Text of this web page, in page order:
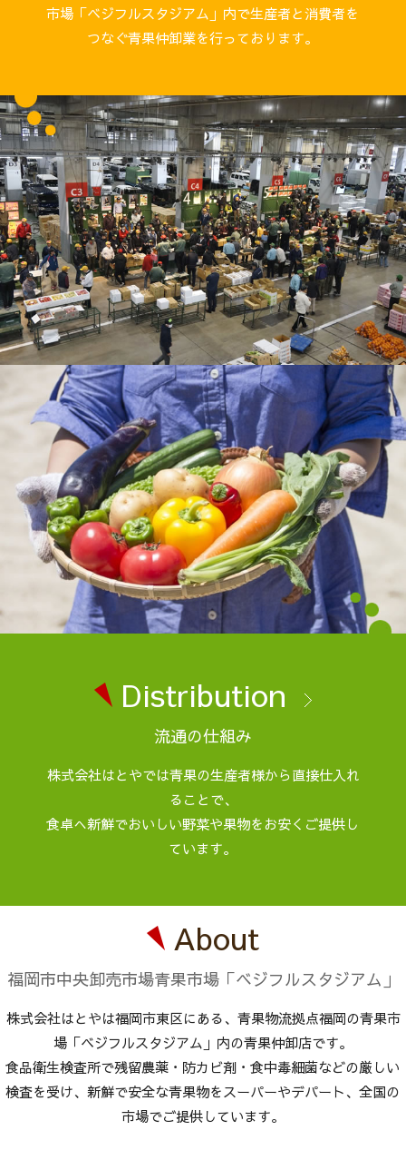
市場「ベジフルスタジアム」内で生産者と消費者を
つなぐ青果仲卸業を行っております。
Distribution
流通の仕組み
株式会社はとやでは青果の生産者様から直接仕入れ
ることで、
食卓へ新鮮でおいしい野菜や果物をお安くご提供し
ています。
About
福岡市中央卸売市場青果市場「ベジフルスタジアム」
株式会社はとやは福岡市東区にある、青果物流拠点福岡の青果市
場「ベジフルスタジアム」内の青果仲卸店です。
食品衛生検査所で残留農薬・防カビ剤・食中毒細菌などの厳しい
検査を受け、新鮮で安全な青果物をスーパーやデパート、全国の
市場でご提供しています。